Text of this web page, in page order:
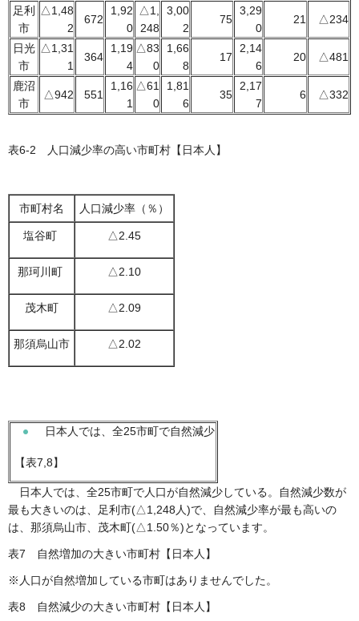
足利
市
△1,48
2
672
1,92
0
△1,
248
3,00
2
75
3,29
0
21 △234
日光
市
△1,31
1
364
1,19
4
△83
0
1,66
8
17
2,14
6
20 △481
鹿沼
市
△942 551
1,16
1
△61
0
1,81
6
35
2,17
7
6 △332
表6-2 人口減少率の高い市町村【日本人】
市町村名 人口減少率（％）
塩谷町 △2.45
那珂川町 △2.10
茂木町 △2.09
那須烏山市 △2.02
日本人では、全25市町で自然減少
【表7,8】
日本人では、全25市町で人口が自然減少している。自然減少数が
最も大きいのは、足利市(△1,248人)で、自然減少率が最も高いの
は、那須烏山市、茂木町(△1.50％)となっています。
表7 自然増加の大きい市町村【日本人】
※人口が自然増加している市町はありませんでした。
表8 自然減少の大きい市町村【日本人】